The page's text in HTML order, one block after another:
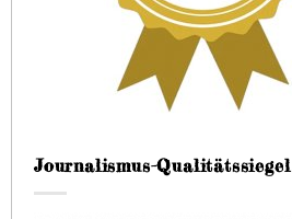
Journalismus-Qualitätssiegel